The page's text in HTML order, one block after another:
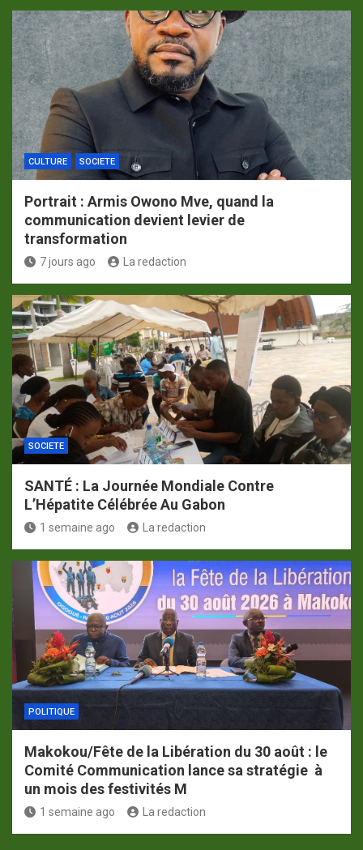
CULTURE SOCIETE
Portrait : Armis Owono Mve, quand la
communication devient levier de
transformation
7 jours ago La redaction
SOCIETE
SANTÉ : La Journée Mondiale Contre
L’Hépatite Célébrée Au Gabon
1 semaine ago La redaction
POLITIQUE
Makokou/Fête de la Libération du 30 août : le
Comité Communication lance sa stratégie à
un mois des festivités M
1 semaine ago La redaction